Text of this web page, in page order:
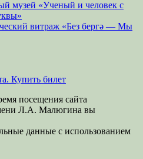
музей «Ученый и человек с
витраж «Без бергə — Мы
Купить билет
посещения сайта
Л.А. Малюгина вы
данные с использованием